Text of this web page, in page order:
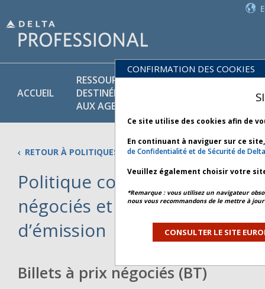
ACCUEIL
RESSOURCES
DESTINÉES
AUX AGENTS
ET
RETOUR À POLITIQUES COMMERCIALES
Politique concernant les
négociés et à tarif net et
d’émission
Billets à prix négociés (BT)
CONFIRMATION DES COOKIES
Ce site utilise des cookies afin de
En continuant à naviguer sur ce
de Confidentialité et de Sécurité de Delta
Veuillez également choisir votre
*Remarque : vous utilisez un navigateur
nous vous recommandons de le mettre à
CONSULTER LE SITE